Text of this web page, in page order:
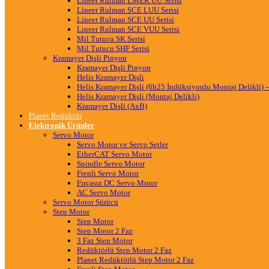
Lineer Rulman SCE LUU Serisi
Lineer Rulman SCE UU Serisi
Lineer Rulman SCE VUU Serisi
Mil Tutucu SK Serisi
Mil Tutucu SHF Serisi
Kramayer Dişli Pinyon
Kramayer Dişli Pinyon
Helis Kramayer Dişli
Helis Kramayer Dişli (6h25 İndüksiyonlu Montaj Delikli)
Helis Kramayer Dişli (Montaj Delikli)
Kramayer Dişli (AxB)
Planet Redüktör
Elektronik Ürünler
Servo Motor
Servo Motor ve Servo Setler
EtherCAT Servo Motor
Spindle Servo Motor
Frenli Servo Motor
Fırçasız DC Servo Motor
AC Servo Motor
Servo Motor Sürücü
Step Motor
Step Motor
Step Motor 2 Faz
3 Faz Step Motor
Redüktörlü Step Motor 2 Faz
Planet Redüktörlü Step Motor 2 Faz